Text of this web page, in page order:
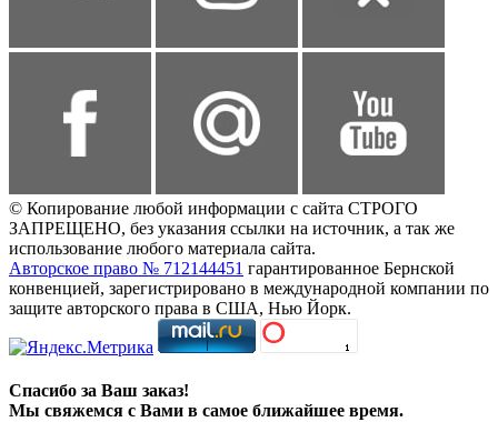
© Копирование любой информации с сайта СТРОГО
ЗАПРЕЩЕНО, без указания ссылки на источник, а так же
использование любого материала сайта.
Авторское право № 712144451 гарантированное Бернской
конвенцией, зарегистрировано в международной компании по
защите авторского права в США, Нью Йорк.
Спасибо за Ваш заказ!
Мы свяжемся с Вами в самое ближайшее время.